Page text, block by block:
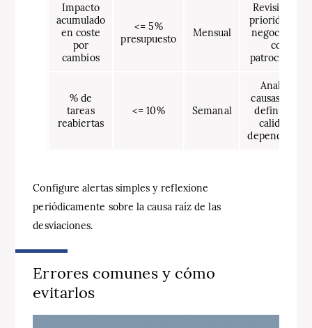
Impacto
acumulado
en coste
por
cambios
<= 5%
presupuesto
Mensual
Revisión de
prioridades y
negociación
con
patrocinador
% de
tareas
reabiertas
<= 10% Semanal
Analizar
causas: mala
definición,
calidad o
dependencias
Configure alertas simples y reflexione
periódicamente sobre la causa raíz de las
desviaciones.
Errores comunes y cómo
evitarlos